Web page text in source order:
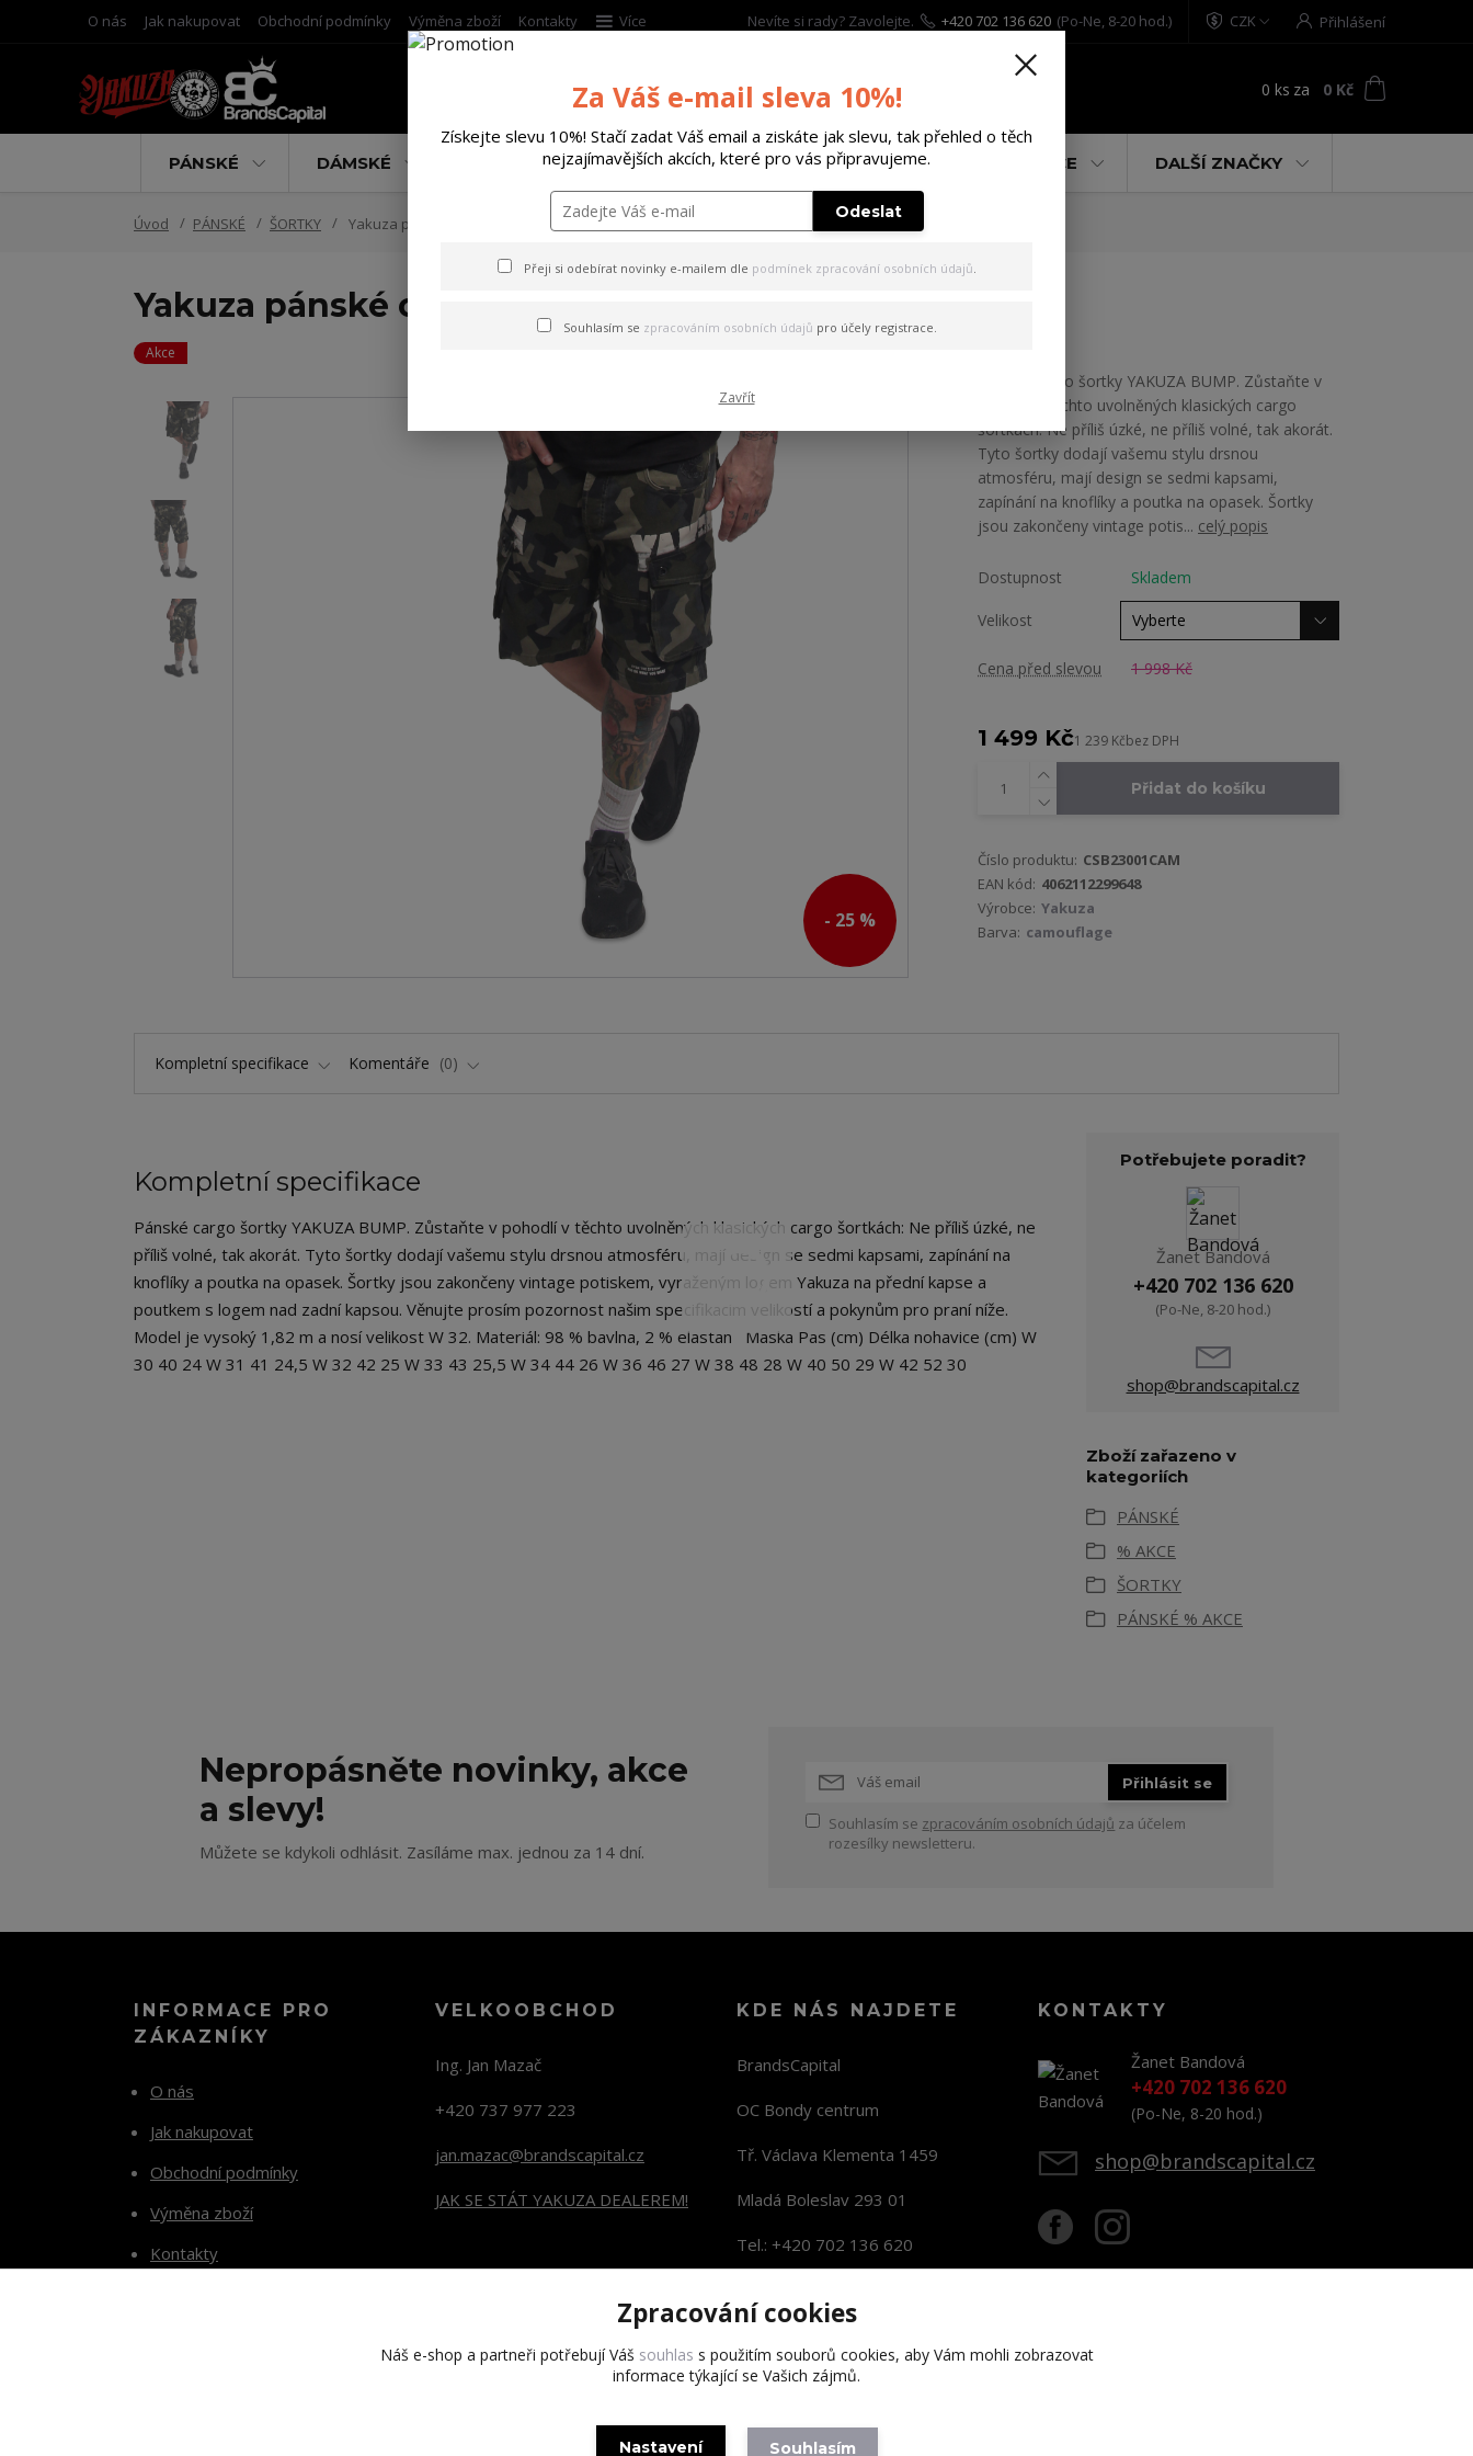
O nás Jak nakupovat Obchodní podmínky Výměna zboží Kontakty Více CZK Přihlášení
Nevíte si rady? Zavolejte. +420 702 136 620 (Po-Ne, 8-20 hod.)
0 ks za 0 Kč
PÁNSKÉ DÁMSKÉ DOPLŇKY DÁRKOVÉ POUKAZY % AKCE DALŠÍ ZNAČKY
Úvod PÁNSKÉ ŠORTKY Yakuza pánské cargo šortky Bump Cargo Shorts
Yakuza pánské cargo šortky Bump Cargo Shorts
Akce
- 25 %
Pánské cargo šortky YAKUZA BUMP. Zůstaňte v
pohodlí v těchto uvolněných klasických cargo
šortkách: Ne příliš úzké, ne příliš volné, tak akorát.
Tyto šortky dodají vašemu stylu drsnou
atmosféru, mají design se sedmi kapsami,
zapínání na knoflíky a poutka na opasek. Šortky
jsou zakončeny vintage potis... celý popis
Dostupnost Skladem
Velikost
Cena před slevou 1 998 Kč
1 499 Kč1 239 Kčbez DPH
Přidat do košíku
Číslo produktu: CSB23001CAM
EAN kód: 4062112299648
Výrobce: Yakuza
Barva: camouflage
Kompletní specifikace Komentáře 0
Kompletní specifikace
Pánské cargo šortky YAKUZA BUMP. Zůstaňte v pohodlí v těchto uvolněných klasických cargo šortkách: Ne příliš úzké, ne
příliš volné, tak akorát. Tyto šortky dodají vašemu stylu drsnou atmosféru, mají design se sedmi kapsami, zapínání na
knoflíky a poutka na opasek. Šortky jsou zakončeny vintage potiskem, vyraženým logem Yakuza na přední kapse a
poutkem s logem nad zadní kapsou. Věnujte prosím pozornost našim specifikacím velikostí a pokynům pro praní níže.
Model je vysoký 1,82 m a nosí velikost W 32. Materiál: 98 % bavlna, 2 % elastan Maska Pas (cm) Délka nohavice (cm) W
30 40 24 W 31 41 24,5 W 32 42 25 W 33 43 25,5 W 34 44 26 W 36 46 27 W 38 48 28 W 40 50 29 W 42 52 30
Potřebujete poradit?
Žanet Bandová
+420 702 136 620
(Po-Ne, 8-20 hod.)
shop@brandscapital.cz
Zboží zařazeno v
kategoriích
PÁNSKÉ
% AKCE
ŠORTKY
PÁNSKÉ % AKCE
Nepropásněte novinky, akce
a slevy!
Můžete se kdykoli odhlásit. Zasíláme max. jednou za 14 dní.
Přihlásit se
Souhlasím se zpracováním osobních údajů za účelem
rozesílky newsletteru.
INFORMACE PRO
ZÁKAZNÍKY
O nás
Jak nakupovat
Obchodní podmínky
Výměna zboží
Kontakty
VELKOOBCHOD
Ing. Jan Mazač
+420 737 977 223
jan.mazac@brandscapital.cz
JAK SE STÁT YAKUZA DEALEREM!
KDE NÁS NAJDETE
BrandsCapital
OC Bondy centrum
Tř. Václava Klementa 1459
Mladá Boleslav 293 01
Tel.: +420 702 136 620
KONTAKTY
Žanet Bandová
+420 702 136 620
(Po-Ne, 8-20 hod.)
shop@brandscapital.cz
Copyright 2020 BrandsCapital s.r.o.
Za Váš e-mail sleva 10%!
Získejte slevu 10%! Stačí zadat Váš email a ziskáte jak slevu, tak přehled o těch
nejzajímavějších akcích, které pro vás připravujeme.
Odeslat
Přeji si odebírat novinky e-mailem dle podmínek zpracování osobních údajů.
Souhlasím se zpracováním osobních údajů pro účely registrace.
Zavřít
Zpracování cookies
Náš e-shop a partneři potřebují Váš souhlas s použitím souborů cookies, aby Vám mohli zobrazovat
informace týkající se Vašich zájmů.
Nastavení Souhlasím